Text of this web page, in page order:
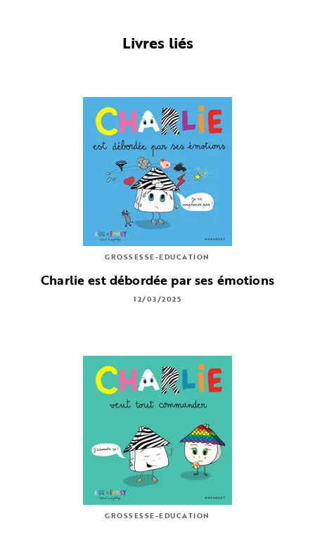
Livres liés
GROSSESSE-EDUCATION
Charlie est débordée par ses émotions
12/03/2025
GROSSESSE-EDUCATION